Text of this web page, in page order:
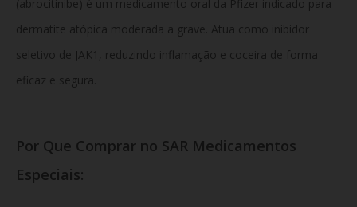
(abrocitinibe) é um medicamento oral da Pfizer indicado para
dermatite atópica moderada a grave. Atua como inibidor
seletivo de JAK1, reduzindo inflamação e coceira de forma
eficaz e segura.
Por Que Comprar no SAR Medicamentos
Especiais: